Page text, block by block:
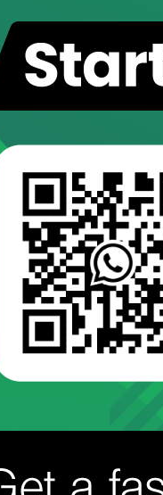
とても使用感のある商
色濃く使用感があり、